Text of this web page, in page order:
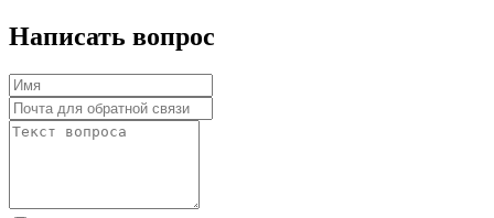
Написать вопрос